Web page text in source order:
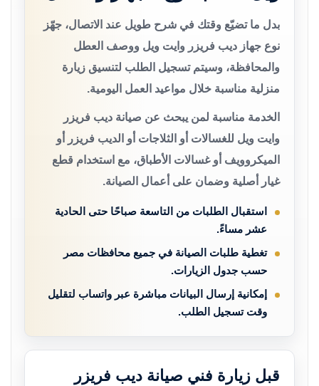
بدل ما تضيّع وقتك في شرح طويل عند الاتصال، جهّز
نوع جهاز ديب فريزر وايت ويل ووصف العطل
والمحافظة، وسيتم تسجيل الطلب لتنسيق زيارة
منزلية مناسبة خلال مواعيد العمل اليومية.
الخدمة مناسبة لمن يبحث عن صيانة ديب فريزر
وايت ويل للغسالات أو الثلاجات أو الديب فريزر أو
الميكروويف أو غسالات الأطباق، مع استخدام قطع
غيار أصلية وضمان على أعمال الصيانة.
استقبال الطلبات من التاسعة صباحًا حتى الحادية
عشر مساءً.
تغطية طلبات الصيانة في جميع محافظات مصر
حسب جدول الزيارات.
إمكانية إرسال البيانات مباشرة عبر واتساب لتقليل
وقت تسجيل الطلب.
قبل زيارة فني صيانة ديب فريزر